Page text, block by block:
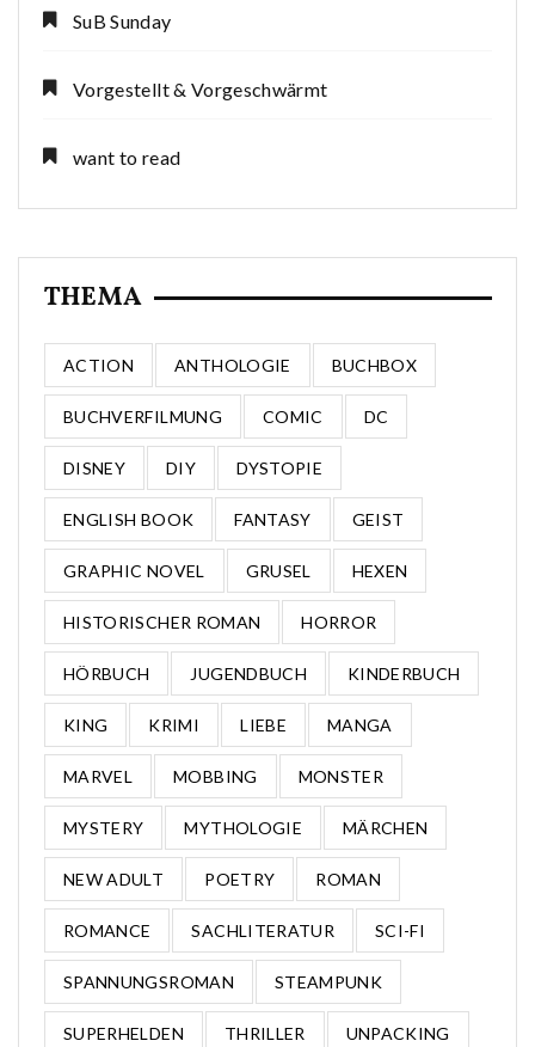
SuB Sunday
Vorgestellt & Vorgeschwärmt
want to read
THEMA
ACTION ANTHOLOGIE BUCHBOX
BUCHVERFILMUNG COMIC DC
DISNEY DIY DYSTOPIE
ENGLISH BOOK FANTASY GEIST
GRAPHIC NOVEL GRUSEL HEXEN
HISTORISCHER ROMAN HORROR
HÖRBUCH JUGENDBUCH KINDERBUCH
KING KRIMI LIEBE MANGA
MARVEL MOBBING MONSTER
MYSTERY MYTHOLOGIE MÄRCHEN
NEW ADULT POETRY ROMAN
ROMANCE SACHLITERATUR SCI-FI
SPANNUNGSROMAN STEAMPUNK
SUPERHELDEN THRILLER UNPACKING